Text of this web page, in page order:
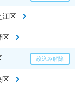
江区
区
区